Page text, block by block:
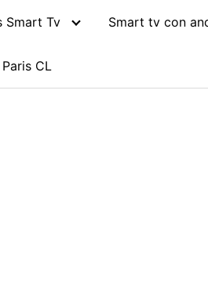
Smart Tv Smart tv con
CL